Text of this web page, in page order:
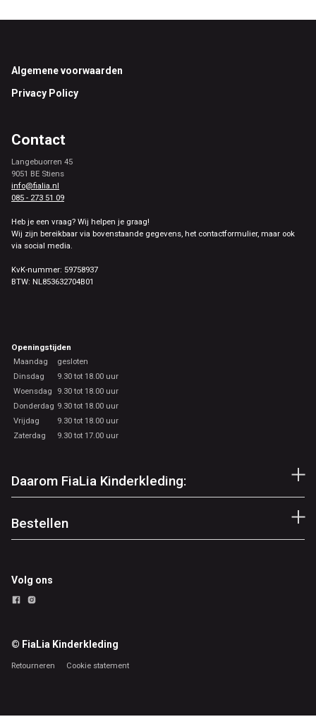
Footer
Algemene voorwaarden
Privacy Policy
Contact
Langebuorren 45
9051 BE Stiens
info@fialia.nl
085 - 273 51 09
Heb je een vraag? Wij helpen je graag!
Wij zijn bereikbaar via bovenstaande gegevens, het contactformulier, maar ook
via social media.
KvK-nummer: 59758937
BTW: NL853632704B01
Openingstijden
Maandag
gesloten
Dinsdag
9.30 tot 18.00 uur
Woensdag
9.30 tot 18.00 uur
Donderdag 9.30 tot 18.00 uur
Vrijdag
9.30 tot 18.00 uur
Zaterdag
9.30 tot 17.00 uur
Daarom FiaLia Kinderkleding:
Bestellen
Volg ons
© FiaLia Kinderkleding
Retourneren Cookie statement